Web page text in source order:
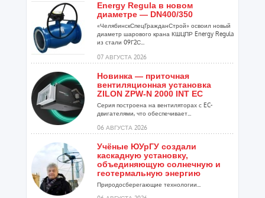
Energy Regula в новом
диаметре — DN400/350
«ЧелябинскСпецГражданСтрой» освоил новый
диаметр шарового крана КШЦПР Energy Regula
из стали 09Г2С...
07 АВГУСТА 2026
Новинка — приточная
вентиляционная установка
ZILON ZPW-N 2000 INT EC
Серия построена на вентиляторах с EC-
двигателями, что обеспечивает...
06 АВГУСТА 2026
Учёные ЮУрГУ создали
каскадную установку,
объединяющую солнечную и
геотермальную энергию
Природосберегающие технологии...